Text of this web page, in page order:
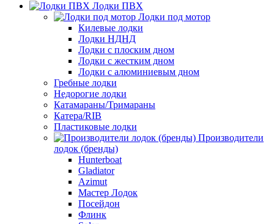
Лодки ПВХ
Лодки под мотор
Килевые лодки
Лодки НДНД
Лодки с плоским дном
Лодки с жестким дном
Лодки с алюминиевым дном
Гребные лодки
Недорогие лодки
Катамараны/Тримараны
Катера/RIB
Пластиковые лодки
Производители
лодок (бренды)
Hunterboat
Gladiator
Azimut
Мастер Лодок
Посейдон
Флинк